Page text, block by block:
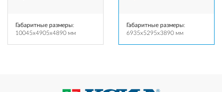
Габаритные размеры:
10045x4905x4890 мм
Габаритные размеры:
6935x5295x3890 мм